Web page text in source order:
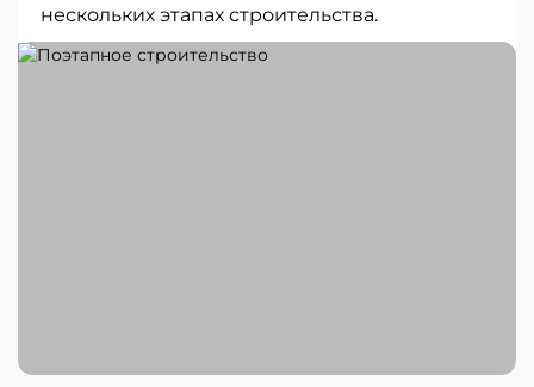
нескольких этапах строительства.